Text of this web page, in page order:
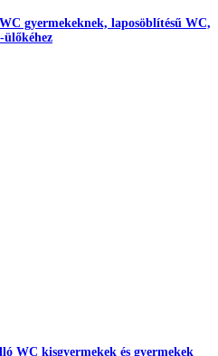
gyermekeknek, laposöblítésű WC,
ülőkéhez
WC kisgyermekek és gyermekek